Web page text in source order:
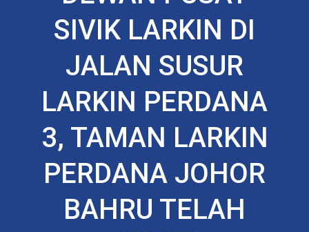
SIVIK LARKIN DI
JALAN SUSUR
LARKIN PERDANA
3, TAMAN LARKIN
PERDANA JOHOR
BAHRU TELAH